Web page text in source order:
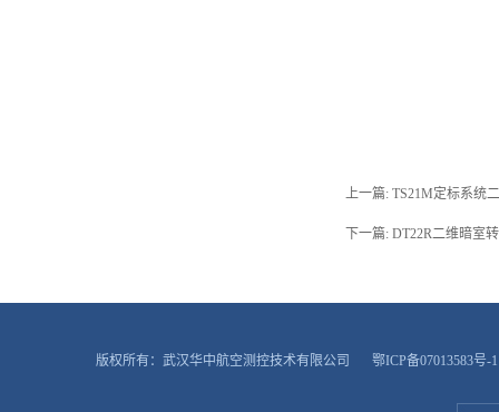
上一篇: TS21M定标系统
下一篇: DT22R二维暗室
版权所有：武汉华中航空测控技术有限公司 鄂ICP备07013583号-1